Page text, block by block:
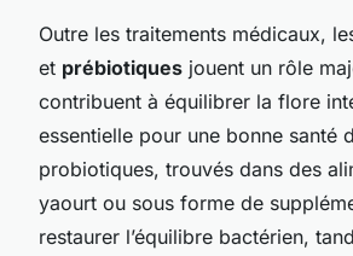
Outre les traitements médicaux,
et prébiotiques jouent un rôle
contribuent à équilibrer la flore
essentielle pour une bonne santé
probiotiques, trouvés dans des
yaourt ou sous forme de
restaurer l’équilibre bactérien,